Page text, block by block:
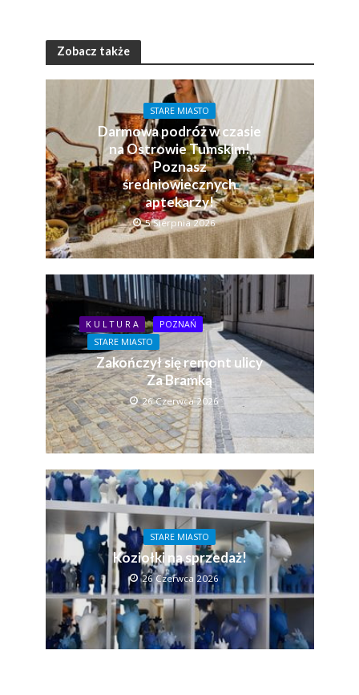
Zobacz także
STARE MIASTO
Darmowa podróż w czasie
na Ostrowie Tumskim!
Poznasz
średniowiecznych
aptekarzy!
5 Sierpnia 2026
K U L T U R A
POZNAŃ
STARE MIASTO
Zakończył się remont ulicy
Za Bramką
26 Czerwca 2026
STARE MIASTO
Koziołki na sprzedaż!
26 Czerwca 2026